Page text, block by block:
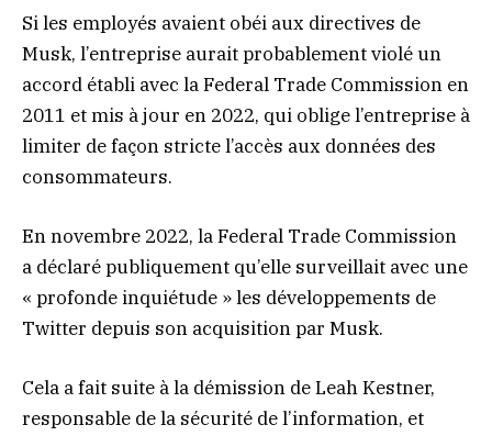
Si les employés avaient obéi aux directives de
Musk, l’entreprise aurait probablement violé un
accord établi avec la Federal Trade Commission en
2011 et mis à jour en 2022, qui oblige l’entreprise à
limiter de façon stricte l’accès aux données des
consommateurs.
En novembre 2022, la Federal Trade Commission
a déclaré publiquement qu’elle surveillait avec une
« profonde inquiétude » les développements de
Twitter depuis son acquisition par Musk.
Cela a fait suite à la démission de Leah Kestner,
responsable de la sécurité de l’information, et